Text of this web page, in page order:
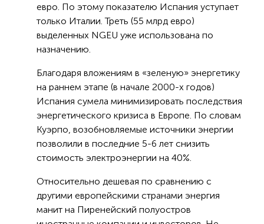
евро. По этому показателю Испания уступает
только Италии. Треть (55 млрд евро)
выделенных NGEU уже использована по
назначению.
Благодаря вложениям в «зеленую» энергетику
на раннем этапе (в начале 2000-х годов)
Испания сумела минимизировать последствия
энергетического кризиса в Европе. По словам
Куэрпо, возобновляемые источники энергии
позволили в последние 5-6 лет снизить
стоимость электроэнергии на 40%.
Относительно дешевая по сравнению с
другими европейскими странами энергия
манит на Пиренейский полуостров